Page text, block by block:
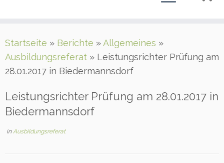
Inhalt
springen
Startseite » Berichte »Allgemeines »
Ausbildungsreferat » Leistungsrichter Prüfung am
28.01.2017 in Biedermannsdorf
Leistungsrichter Prüfung am 28.01.2017 in
Biedermannsdorf
inAusbildungsreferat